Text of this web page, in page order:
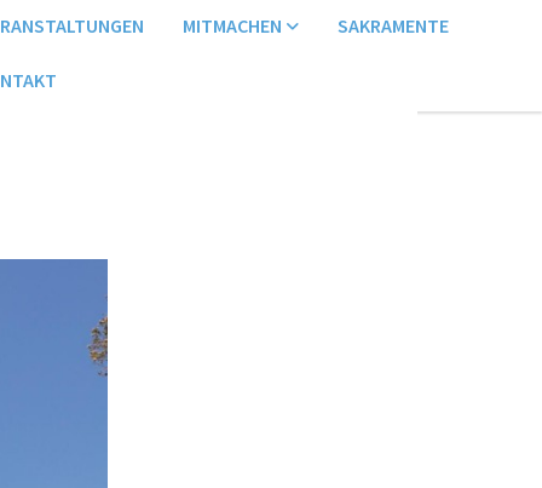
MITMACHEN SAKRAMENTE